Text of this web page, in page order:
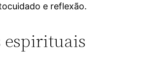
e reflexão.
espirituais